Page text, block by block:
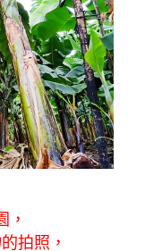
，
拍照，